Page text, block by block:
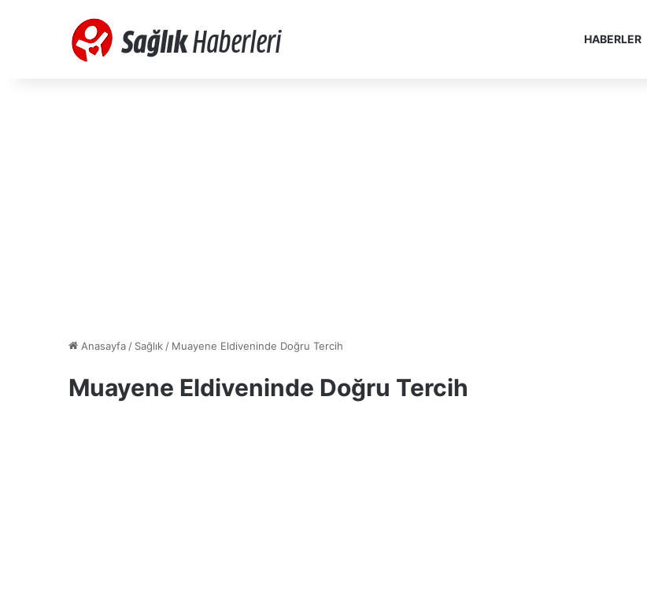
HABERLER
Anasayfa / Sağlık / Muayene Eldiveninde Doğru Tercih
Muayene Eldiveninde Doğru Tercih